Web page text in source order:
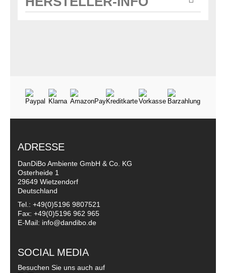
ADRESSE
DanDiBo Ambiente GmbH & Co. KG
Osterheide 1
29649 Wietzendorf
Deutschland
Tel.: +49(0)5196 9807521
Fax: +49(0)5196 962 965
E-Mail: info@dandibo.de
SOCIAL MEDIA
Besuchen Sie uns auch auf